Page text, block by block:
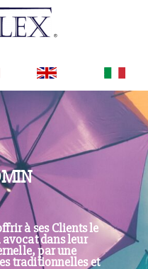
à ses Clients le
dans leur
par une
traditionnelles et